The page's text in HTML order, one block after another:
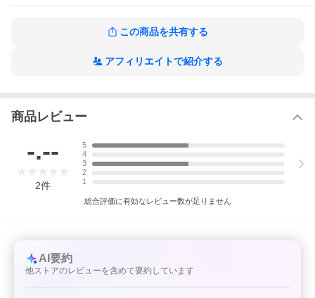
この商品を共有する
アフィリエイトで紹介する
商品レビュー
-.--
2件
5
4
3
2
1
総合評価に有効なレビュー数が足りません
AI要約
他ストアのレビューを含めて要約しています